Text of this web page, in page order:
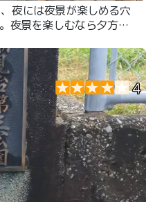
夜には夜景が楽しめる穴
夜景を楽しむなら夕方〜
4